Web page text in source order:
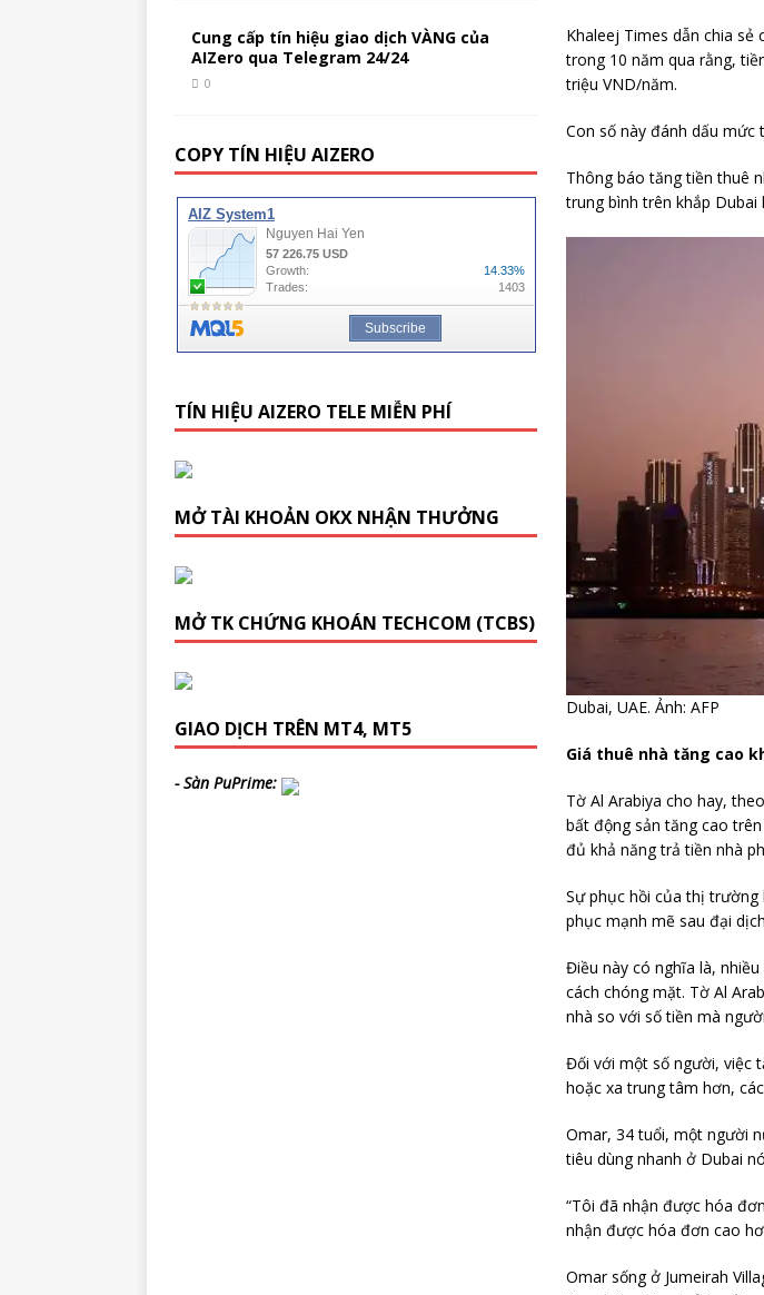
Khaleej Times dẫn chia
trong 10 năm qua rằng,
triệu VND/năm.
Con số này đánh dấu mức
Thông báo tăng tiền thuê
trung bình trên khắp
Dubai, UAE. Ảnh: AFP
Giá thuê nhà tăng cao
Tờ Al Arabiya cho hay,
bất động sản tăng cao
đủ khả năng trả tiền nhà
Sự phục hồi của thị trường
phục mạnh mẽ sau đại
Điều này có nghĩa là,
cách chóng mặt. Tờ Al
nhà so với số tiền mà
Đối với một số người, việc
hoặc xa trung tâm hơn,
Omar, 34 tuổi, một người
tiêu dùng nhanh ở Dubai
“Tôi đã nhận được hóa
nhận được hóa đơn cao
Omar sống ở Jumeirah
Cung cấp tín hiệu giao dịch VÀNG của
AIZero qua Telegram 24/24
0
COPY TÍN HIỆU AIZERO
TÍN HIỆU AIZERO TELE MIỄN PHÍ
MỞ TÀI KHOẢN OKX NHẬN THƯỞNG
MỞ TK CHỨNG KHOÁN TECHCOM (TCBS)
GIAO DỊCH TRÊN MT4, MT5
- Sàn PuPrime: